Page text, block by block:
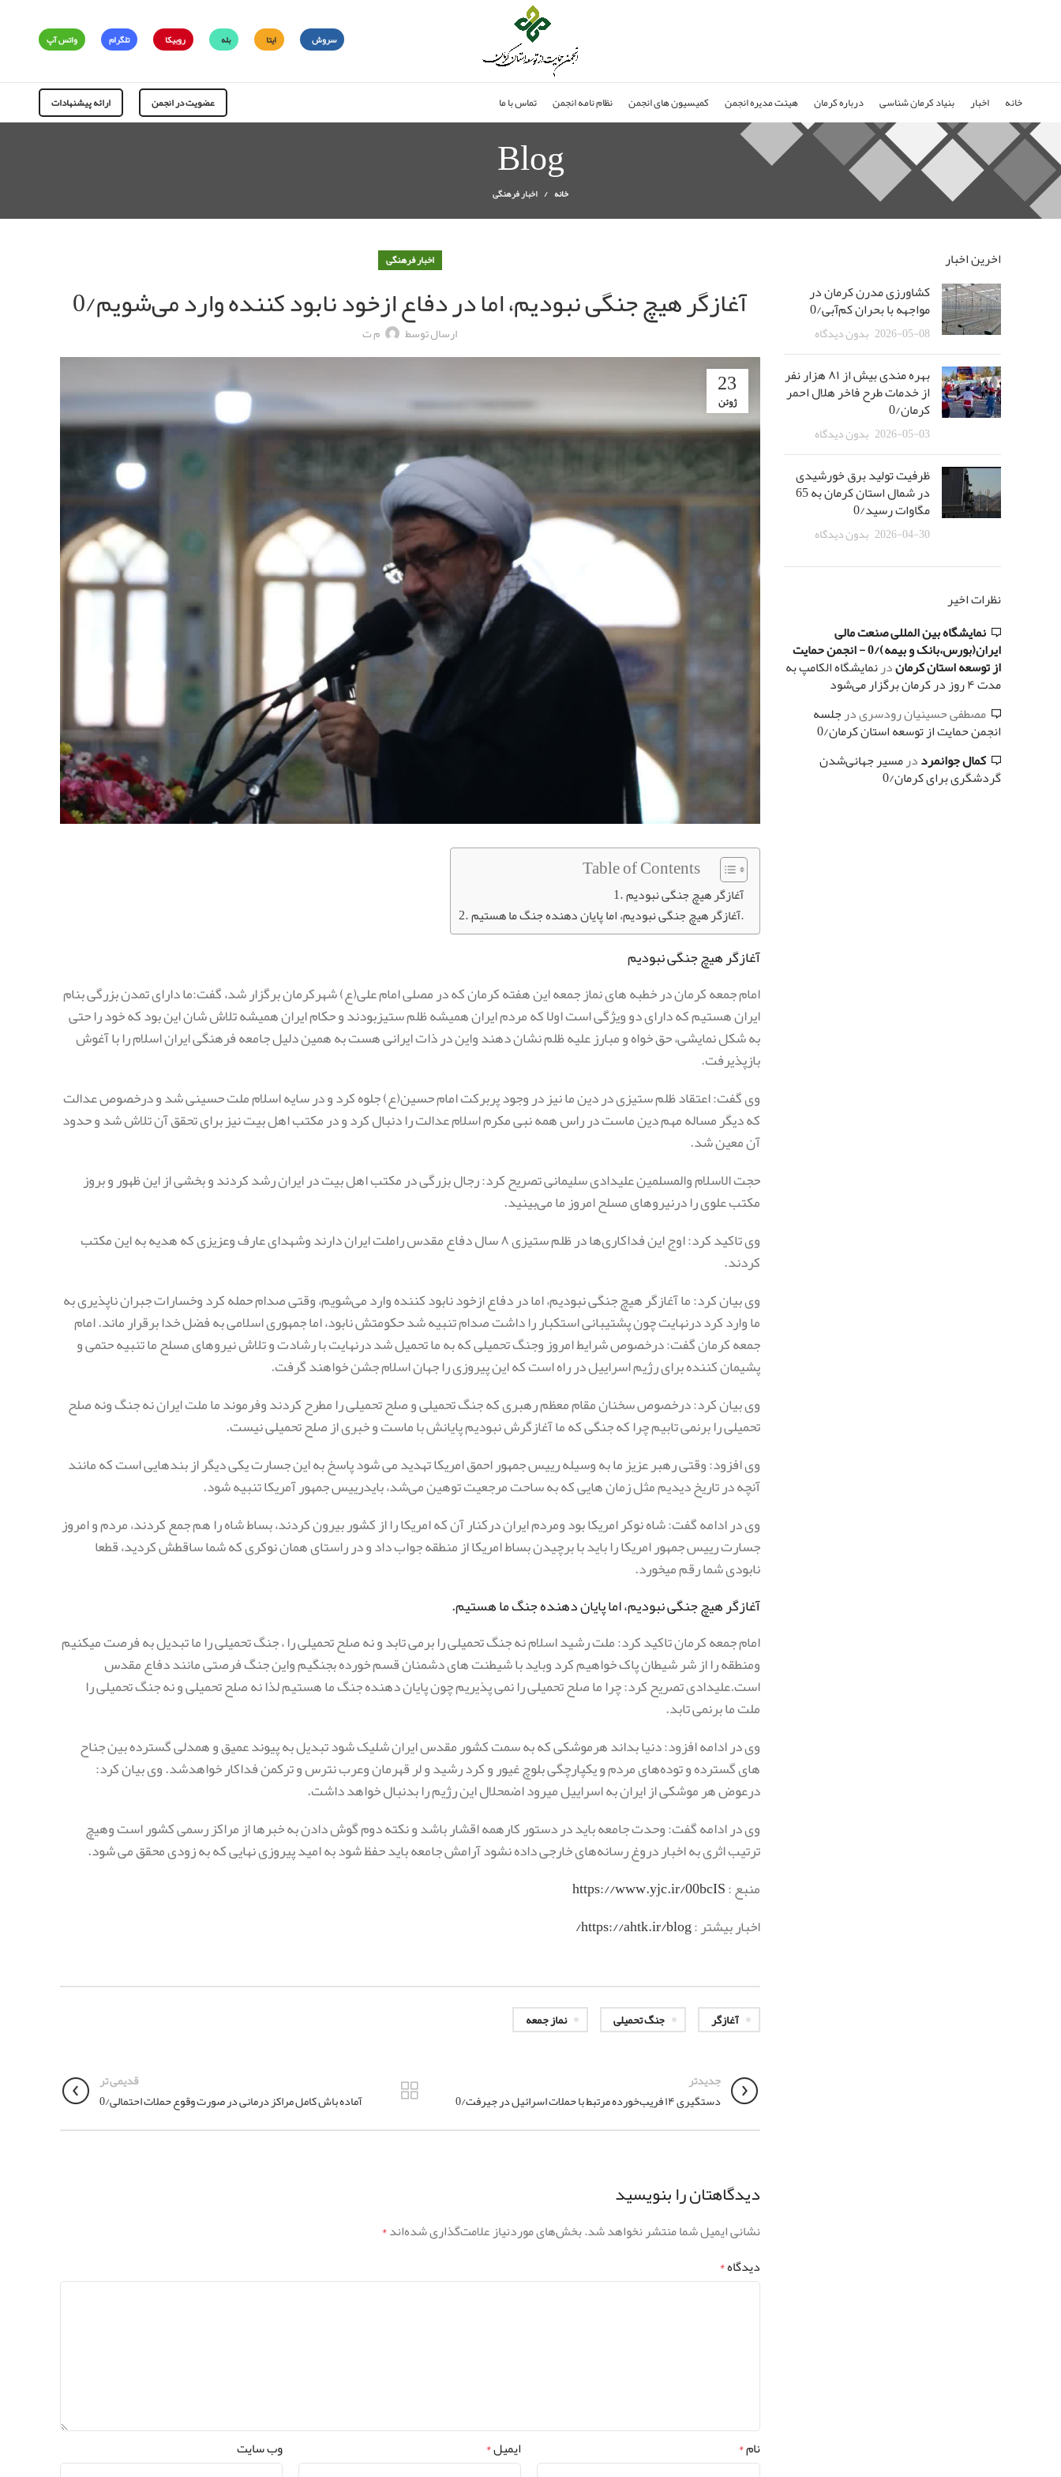
سروش ایتا بله روبیکا تلگرام واتس آپ
خانه اخبار بنیاد کرمان شناسی درباره کرمان هیئت مدیره انجمن کمیسیون های انجمن نظام نامه انجمن تماس با ما عضویت در انجمن ارائه پیشنهادات
Blog
خانه اخبار فرهنگی
اخبار فرهنگی
آغازگر هیچ جنگی نبودیم، اما در دفاع ازخود نابود کننده وارد می‌شویم/0
ارسال توسط م ت
23
ژوئن
Table of Contents
آغازگر هیچ جنگی نبودیم
آغازگر هیچ جنگی نبودیم، اما پایان دهنده جنگ ما هستیم.
آغازگر هیچ جنگی نبودیم
امام جمعه کرمان در خطبه های نماز جمعه این هفته کرمان که در مصلی امام علی(ع) شهرکرمان برگزار شد، گفت:ما دارای تمدن بزرگی بنام
ایران هستیم که دارای دو ویژگی است اولا که مردم ایران همیشه ظلم ستیزبودند و حکام ایران همیشه تلاش شان این بود که خود را حتی
به شکل نمایشی، حق خواه و مبارز علیه ظلم نشان دهند واین در ذات ایرانی هست به همین دلیل جامعه فرهنگی ایران اسلام را با آغوش
بازپذیرفت.
وی گفت: اعتقاد ظلم ستیزی در دین ما نیز در وجود پربرکت امام حسین(ع) جلوه کرد و در سایه اسلام ملت حسینی شد و درخصوص عدالت
که دیگر مساله مهم دین ماست در راس همه نبی مکرم اسلام عدالت را دنبال کرد و در مکتب اهل بیت نیز برای تحقق آن تلاش شد و حدود
آن معین شد.
حجت الاسلام والمسلمین علیدادی سلیمانی تصریح کرد: رجال بزرگی در مکتب اهل بیت در ایران رشد کردند و بخشی از این ظهور و بروز
مکتب علوی را درنیرو‌های مسلح امروز ما می‌بینید.
وی تاکید کرد: اوج این فداکاری‌ها در ظلم ستیزی ۸ سال دفاع مقدس راملت ایران دارند وشهدای عارف وعزیزی که هدیه به این مکتب
کردند.
وی بیان کرد: ما آغازگر هیچ جنگی نبودیم، اما در دفاع ازخود نابود کننده وارد می‌شویم، وقتی صدام حمله کرد وخسارات جبران ناپذیری به
ما وارد کرد درنهایت چون پشتیبانی استکبار را داشت صدام تنبیه شد حکومتش نابود، اما جمهوری اسلامی به فضل خدا برقرار ماند.امام
جمعه کرمان گفت: درخصوص شرایط امروز وجنگ تحمیلی که به ما تحمیل شد درنهایت با رشادت و تلاش نیروهای مسلح ما تنبیه حتمی و
پشیمان کننده برای رژیم اسراییل در راه است که این پیروزی را جهان اسلام جشن خواهند گرفت.
وی بیان کرد: درخصوص سخنان مقام معظم رهبری که جنگ تحمیلی و صلح تحمیلی را مطرح کردند وفرموند ما ملت ایران نه جنگ ونه صلح
تحمیلی را برنمی تابیم چرا که جنگی که ما آغازگرش نبودیم پایانش با ماست و خبری از صلح تحمیلی نیست.
وی افزود: وقتی رهبر عزیز ما به وسیله رییس جمهور احمق امریکا تهدید می شود پاسخ به این جسارت یکی دیگر از بند‌هایی است که مانند
آنچه در تاریخ دیدیم مثل زمان هایی که به ساحت مرجعیت توهین می‌شد، بایدرییس جمهور آمریکا تنبیه شود.
وی در ادامه گفت: شاه نوکر امریکا بود ومردم ایران درکنار آن که امریکا را از کشور بیرون کردند، بساط شاه را هم جمع کردند، مردم و امروز
جسارت رییس جمهور امریکا را باید با برچیدن بساط امریکا از منطقه جواب داد و در راستای همان نوکری که شما ساقطش کردید، قطعا
نابودی شما رقم میخورد.
آغازگر هیچ جنگی نبودیم، اما پایان دهنده جنگ ما هستیم.
امام جمعه کرمان تاکید کرد: ملت رشید اسلام نه جنگ تحمیلی را برمی تابد و نه صلح تحمیلی را ، جنگ تحمیلی را ما تبدیل به فرصت میکنیم
ومنطقه را از شر شیطان پاک خواهیم کرد وباید با شیطنت های دشمنان قسم خورده بجنگیم واین جنگ فرصتی مانند دفاع مقدس
است.علیدادی تصریح کرد: چرا ما صلح تحمیلی را نمی پذیریم چون پایان دهنده جنگ ما هستیم لذا نه صلح تحمیلی و نه جنگ تحمیلی را
ملت ما برنمی تابد.
وی در ادامه افزود: دنیا بداند هرموشکی که به سمت کشور مقدس ایران شلیک شود تبدیل به پیوند عمیق و همدلی گسترده بین جناح
های گسترده و توده‌های مردم و یکپارچگی بلوچ غیور و کرد رشید و لر قهرمان وعرب نترس و ترکمن فداکار خواهدشد.وی بیان کرد:
درعوض هر موشکی از ایران به اسراییل میرود اضمحلال این رژیم را بدنبال خواهد داشت.
وی در ادامه گفت: وحدت جامعه باید در دستور کارهمه اقشار باشد و نکته دوم گوش دادن به خبر‌ها از مراکز رسمی کشور است وهیچ
ترتیب اثری به اخبار دروغ رسانه‌های خارجی داده نشود آرامش جامعه باید حفظ شود به امید پیروزی نهایی که به زودی محقق می شود.
منبع :https://www.yjc.ir/00bcIS
اخبار بیشتر :https://ahtk.ir/blog/
آغازگر جنگ تحمیلی نماز جمعه
جدیدتر
دستگیری ۱۴ ‌فریب‌خورده مرتبط با حملات اسرائیل در ‌جیرفت/0
قدیمی تر
آماده‌ باش کامل مراکز درمانی در صورت وقوع حملات احتمالی/0
دیدگاهتان را بنویسید
نشانی ایمیل شما منتشر نخواهد شد.بخش‌های موردنیاز علامت‌گذاری شده‌اند*
دیدگاه*
نام* ایمیل* وب‌ سایت
اخرین اخبار
کشاورزی مدرن کرمان در
مواجهه با بحران کم‌آبی/0
2026-05-08 بدون دیدگاه
بهره مندی بیش از ٨١ هزار نفر
از خدمات طرح فاخر هلال احمر
کرمان/0
2026-05-03 بدون دیدگاه
ظرفیت تولید برق خورشیدی
در شمال استان کرمان به 65
مگاوات رسید/0
2026-04-30 بدون دیدگاه
نظرات اخیر
نمایشگاه بین المللی صنعت مالی
ایران(بورس،بانک و بیمه)/0 - انجمن حمایت
از توسعه استان کرماندرنمایشگاه الکامپ به
مدت ۴ روز در کرمان برگزار می‌شود
مصطفی حسینیان رودسریدرجلسه
انجمن حمایت از توسعه استان کرمان/0
کمال جوانمرددرمسیر جهانی‌شدن
گردشگری برای کرمان/0